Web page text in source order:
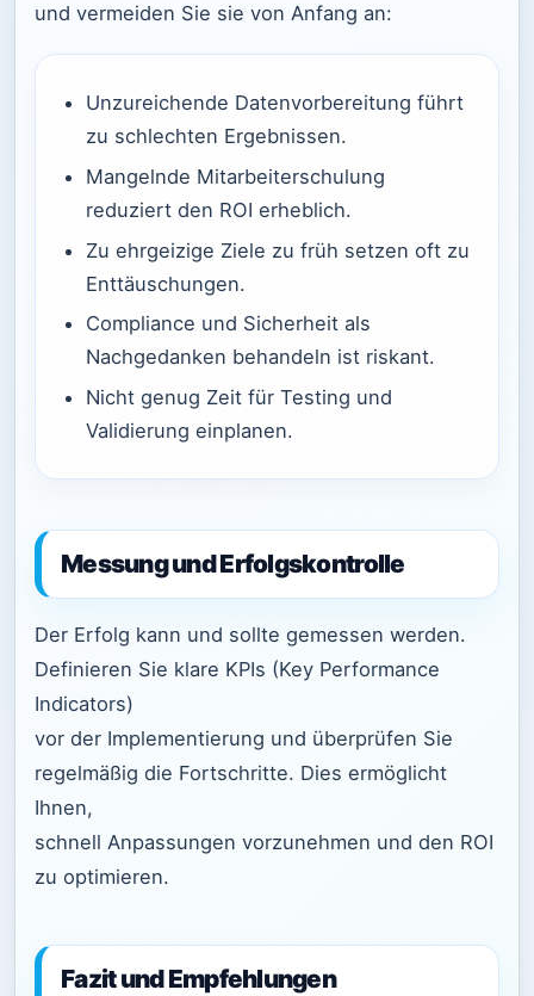
und vermeiden Sie sie von Anfang an:
Unzureichende Datenvorbereitung führt
zu schlechten Ergebnissen.
Mangelnde Mitarbeiterschulung
reduziert den ROI erheblich.
Zu ehrgeizige Ziele zu früh setzen oft zu
Enttäuschungen.
Compliance und Sicherheit als
Nachgedanken behandeln ist riskant.
Nicht genug Zeit für Testing und
Validierung einplanen.
Messung und Erfolgskontrolle
Der Erfolg kann und sollte gemessen werden.
Definieren Sie klare KPIs (Key Performance
Indicators)
vor der Implementierung und überprüfen Sie
regelmäßig die Fortschritte. Dies ermöglicht
Ihnen,
schnell Anpassungen vorzunehmen und den ROI
zu optimieren.
Fazit und Empfehlungen